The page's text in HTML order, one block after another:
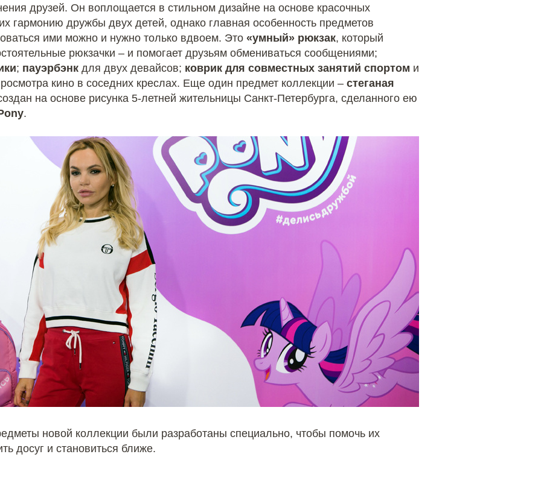
друзей. Он воплощается в стильном дизайне на основе красочных
гармонию дружбы двух детей, однако главная особенность предметов
ими можно и нужно только вдвоем. Это «умный» рюкзак, который
рюкзачки – и помогает друзьям обмениваться сообщениями;
; пауэрбэнк для двух девайсов; коврик для совместных занятий спортом и
кино в соседних креслах. Еще один предмет коллекции – стеганая
на основе рисунка 5-летней жительницы Санкт-Петербурга, сделанного ею
.
новой коллекции были разработаны специально, чтобы помочь их
досуг и становиться ближе.